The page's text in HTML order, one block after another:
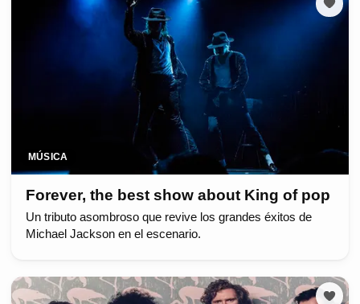
MÚSICA
Forever, the best show about King of pop
Un tributo asombroso que revive los grandes éxitos de
Michael Jackson en el escenario.